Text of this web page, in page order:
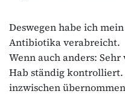
Deswegen habe ich
Antibiotika verabreicht.
Wenn auch anders:
Hab ständig kontrolliert.
inzwischen